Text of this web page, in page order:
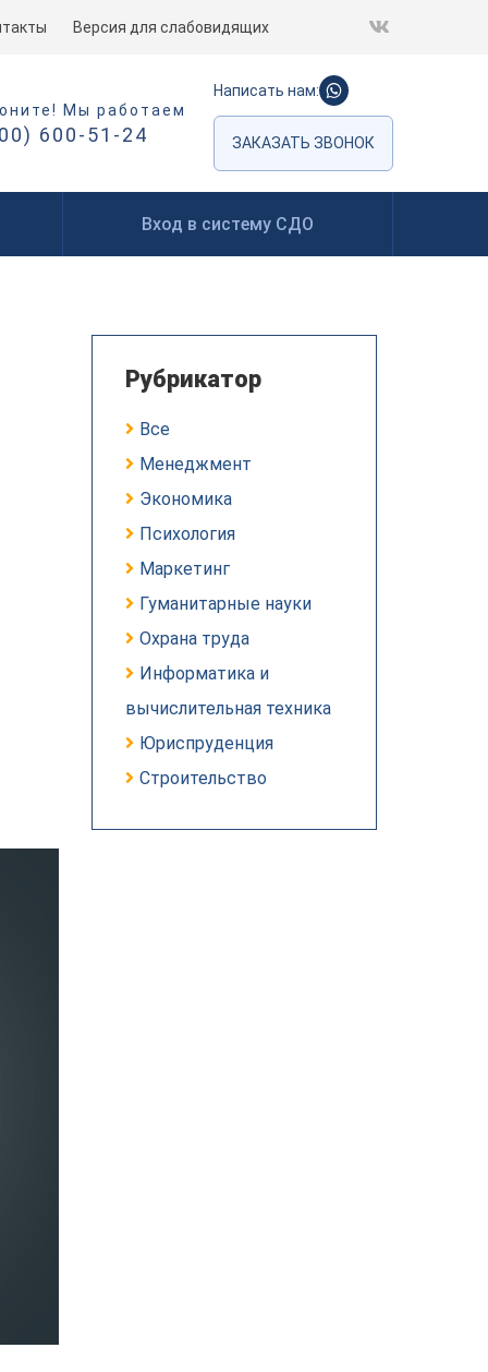
Версия для слабовидящих
Мы работаем
600-51-24
Написать нам:
ЗАКАЗАТЬ ЗВОНОК
Вход в систему СДО
Рубрикатор
Все
Менеджмент
Экономика
Психология
Маркетинг
Гуманитарные науки
Охрана труда
Информатика и
вычислительная техника
Юриспруденция
Строительство